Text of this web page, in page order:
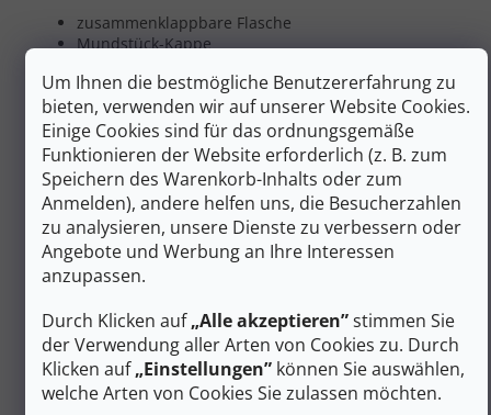
Um Ihnen die bestmögliche Benutzererfahrung zu
bieten, verwenden wir auf unserer Website Cookies.
Einige Cookies sind für das ordnungsgemäße
Funktionieren der Website erforderlich (z. B. zum
Speichern des Warenkorb-Inhalts oder zum
Anmelden), andere helfen uns, die Besucherzahlen
zu analysieren, unsere Dienste zu verbessern oder
Angebote und Werbung an Ihre Interessen
anzupassen.
Durch Klicken auf„Alle akzeptieren”stimmen Sie
der Verwendung aller Arten von Cookies zu. Durch
Klicken auf„Einstellungen” können Sie auswählen,
welche Arten von Cookies Sie zulassen möchten.
zusammenklappbare Flasche
Mundstück-Kappe
interne antibakterielle Behandlung verhindert
Geruch und Schimmel
frei von PVC, BPA und Phthalaten
Gewicht: 40 g
Fassungsvermögen: 0,5 l
Zusätzliche Parameter
Kategorie
Flaschen, Becher, Thermobecher
Geschlecht:
Unisex
Material:
Polyurethan
Farbe:
Weiß
Volume l:
bis zu 0,5 l